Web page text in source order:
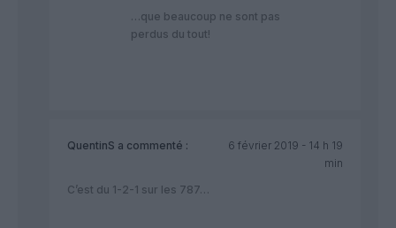
…que beaucoup ne sont pas
perdus du tout!
QuentinS a commenté :
6 février 2019 - 14 h 19
min
C’est du 1-2-1 sur les 787…